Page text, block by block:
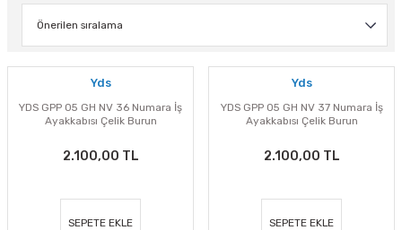
Yds
YDS GPP 05 GH NV 36 Numara İş
Ayakkabısı Çelik Burun
2.100,00 TL
SEPETE EKLE
Yds
YDS GPP 05 GH NV 37 Numara İş
Ayakkabısı Çelik Burun
2.100,00 TL
SEPETE EKLE